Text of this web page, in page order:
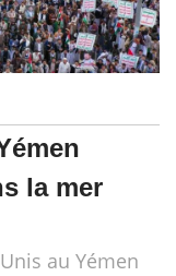
la mer
au Yémen